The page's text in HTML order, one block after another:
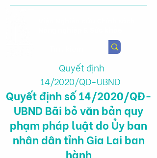
Quyết định
14/2020/QD-UBND
Quyết định số 14/2020/QĐ-
UBND Bãi bỏ văn bản quy
phạm pháp luật do Ủy ban
nhân dân tỉnh Gia Lai ban
hành